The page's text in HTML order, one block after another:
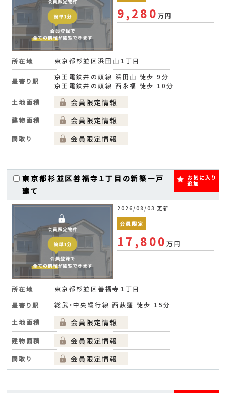
9,280万円
所在地 東京都杉並区浜田山１丁目
最寄り駅
京王電鉄井の頭線 浜田山 徒歩 9分
京王電鉄井の頭線 西永福 徒歩 10分
土地面積
建物面積
間取り
東京都杉並区善福寺１丁目の新築一戸
建て
お気に入り
追加
2026/08/03 更新
会員限定
17,800万円
所在地
東京都杉並区善福寺１丁目
最寄り駅
総武・中央緩行線 西荻窪 徒歩 15分
土地面積
建物面積
間取り